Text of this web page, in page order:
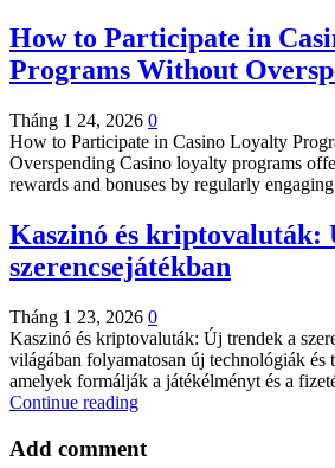
How to Participate in
Programs Without
Tháng 1 24, 2026 0
How to Participate in Casino Loyalty
Overspending Casino loyalty programs
rewards and bonuses by regularly
Kaszinó és kriptovaluták:
szerencsejátékban
Tháng 1 23, 2026 0
Kaszinó és kriptovaluták: Új trendek a
világában folyamatosan új technológiák és
amelyek formálják a játékélményt és a
Continue reading
Add comment